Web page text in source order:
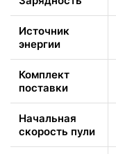
Источник
энергии
Комплект
поставки
Начальная
скорость пули